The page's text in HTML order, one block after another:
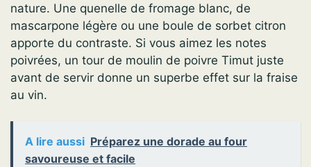
nature. Une quenelle de fromage blanc, de
mascarpone légère ou une boule de sorbet citron
apporte du contraste. Si vous aimez les notes
poivrées, un tour de moulin de poivre Timut juste
avant de servir donne un superbe effet sur la fraise
au vin.
A lire aussi Préparez une dorade au four
savoureuse et facile